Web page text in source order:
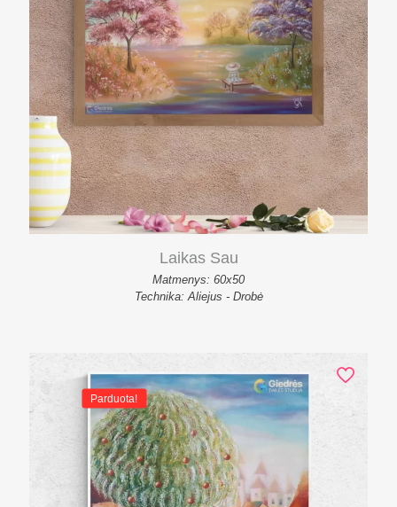
Laikas Sau
Matmenys: 60x50
Technika: Aliejus - Drobė
Parduota!